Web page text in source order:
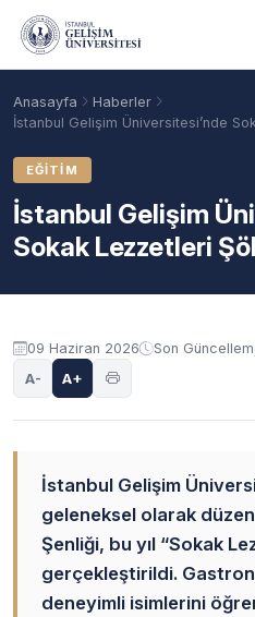
Ana içeriğe geç
Akademik Takvim
Anasayfa
Haberler
İstanbul Gelişim Üniversitesi’nde
EĞITIM
İstanbul Gelişim
Sokak Lezzetleri
09 Haziran 2026 Son
A- A+
İstanbul Gelişim
geleneksel olarak
Şenliği, bu yıl “Sokak
gerçekleştirildi.
deneyimli isimlerini